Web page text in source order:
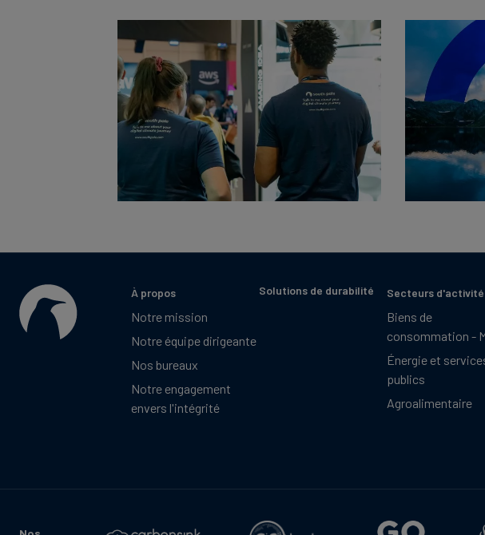
À propos
Notre mission
Notre équipe dirigeante
Nos bureaux
Notre engagement
envers l'intégrité
Solutions de durabilité Secteurs d'activité
Biens de
consommation -
Énergie et
publics
Agroalimentaire